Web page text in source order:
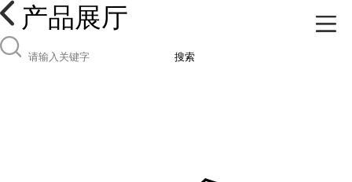
产品展厅
搜索